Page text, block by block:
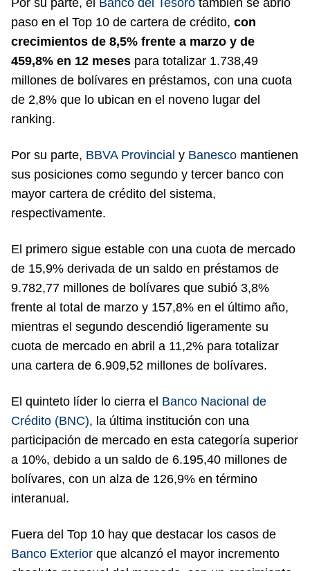
paso en el Top 10 de cartera de crédito, con
crecimientos de 8,5% frente a marzo y de
459,8% en 12 meses para totalizar 1.738,49
millones de bolívares en préstamos, con una cuota
de 2,8% que lo ubican en el noveno lugar del
ranking.
Por su parte, BBVA Provincial y Banesco mantienen
sus posiciones como segundo y tercer banco con
mayor cartera de crédito del sistema,
respectivamente.
El primero sigue estable con una cuota de mercado
de 15,9% derivada de un saldo en préstamos de
9.782,77 millones de bolívares que subió 3,8%
frente al total de marzo y 157,8% en el último año,
mientras el segundo descendió ligeramente su
cuota de mercado en abril a 11,2% para totalizar
una cartera de 6.909,52 millones de bolívares.
El quinteto líder lo cierra el Banco Nacional de
Crédito (BNC), la última institución con una
participación de mercado en esta categoría superior
a 10%, debido a un saldo de 6.195,40 millones de
bolívares, con un alza de 126,9% en término
interanual.
Fuera del Top 10 hay que destacar los casos de
Banco Exterior que alcanzó el mayor incremento